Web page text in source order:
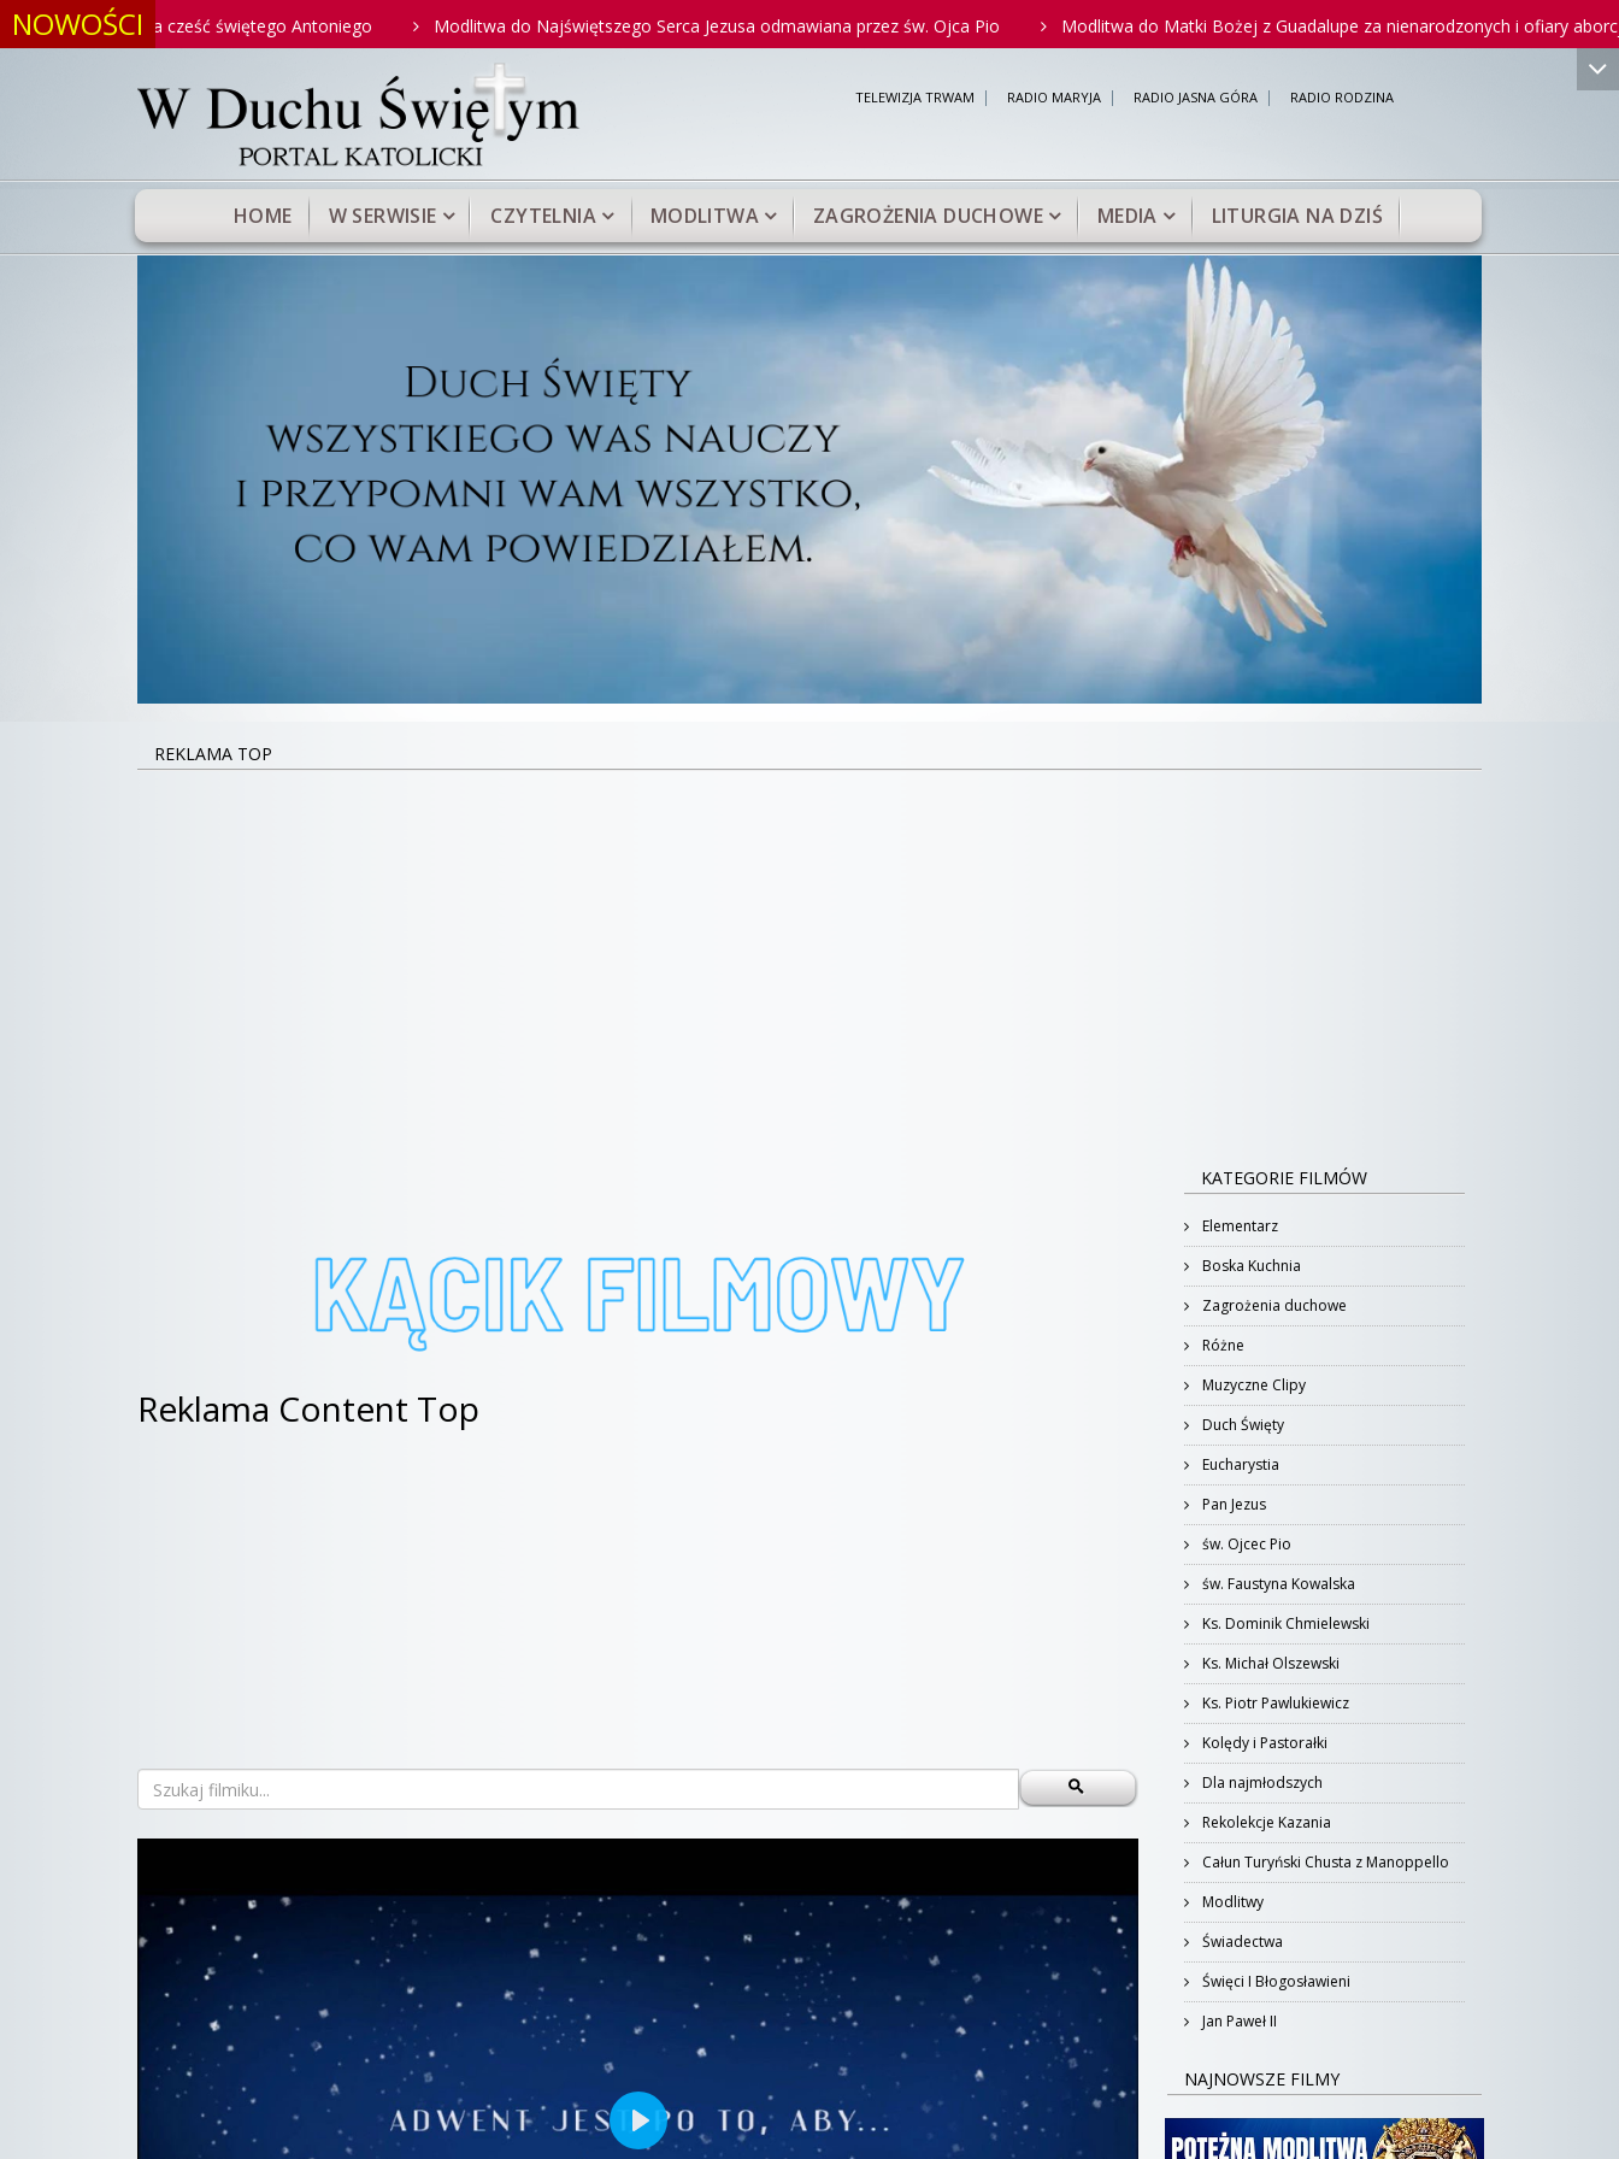
NOWOŚCI
na cześć świętego Antoniego Modlitwa do Najświętszego Serca Jezusa odmawiana przez św. Ojca Pio Modlitwa do Matki Bożej z Guadalupe za nienarodzonych i ofiary aborcji
TELEWIZJA TRWAM RADIO MARYJA RADIO JASNA GÓRA RADIO RODZINA
HOME W SERWISIE CZYTELNIA MODLITWA ZAGROŻENIA DUCHOWE MEDIA LITURGIA NA DZIŚ
REKLAMA TOP
Reklama Content Top
KATEGORIE FILMÓW
Elementarz
Boska Kuchnia
Zagrożenia duchowe
Różne
Muzyczne Clipy
Duch Święty
Eucharystia
Pan Jezus
św. Ojcec Pio
św. Faustyna Kowalska
Ks. Dominik Chmielewski
Ks. Michał Olszewski
Ks. Piotr Pawlukiewicz
Kolędy i Pastorałki
Dla najmłodszych
Rekolekcje Kazania
Całun Turyński Chusta z Manoppello
Modlitwy
Świadectwa
Święci I Błogosławieni
Jan Paweł II
NAJNOWSZE FILMY